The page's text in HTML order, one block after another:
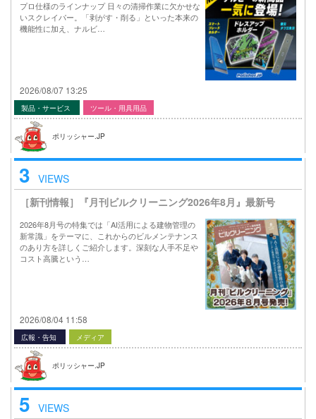
プロ仕様のラインナップ 日々の清掃作業に欠かせな
いスクレイパー。「剥がす・削る」といった本来の
機能性に加え、ナルビ…
2026/08/07 13:25
製品・サービス ツール・用具用品
ポリッシャー.JP
3 VIEWS
［新刊情報］『月刊ビルクリーニング2026年8月』最新号
2026年8月号の特集では「AI活用による建物管理の
新常識」をテーマに、これからのビルメンテナンス
のあり方を詳しくご紹介します。深刻な人手不足や
コスト高騰という…
2026/08/04 11:58
広報・告知 メディア
ポリッシャー.JP
5 VIEWS